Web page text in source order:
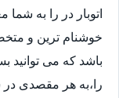
اتوبار در را به شما
خوشنام ترین و
باشد که می توانید
را،به هر مقصدی در